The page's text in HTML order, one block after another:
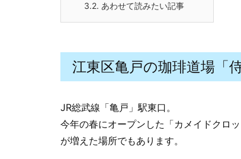
3.2. あわせて読みたい記事
江東区亀戸の珈琲道場「侍
JR総武線「亀戸」駅東口。
今年の春にオープンした「カメイドクロ
が増えた場所でもあります。